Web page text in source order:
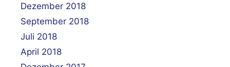
Dezember 2018
September 2018
Juli 2018
April 2018